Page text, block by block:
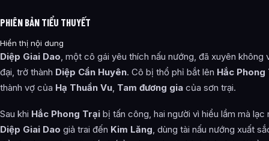
PHIÊN BẢN TIỂU THUYẾT
Hiển thị nội dung
Diệp Giai Dao, một cô gái yêu thích nấu nướng, đã xuyên không
đại, trở thành Diệp Cẩn Huyên. Cô bị thổ phỉ bắt lên Hắc Phong
thành vợ của Hạ Thuần Vu, Tam đương gia của sơn trại.
Sau khi Hắc Phong Trại bị tấn công, hai người vì hiểu lầm mà lạc
Diệp Giai Dao giả trai đến Kim Lăng, dùng tài nấu nướng xuất